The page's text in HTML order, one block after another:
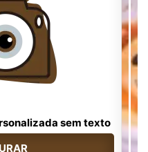
sem texto